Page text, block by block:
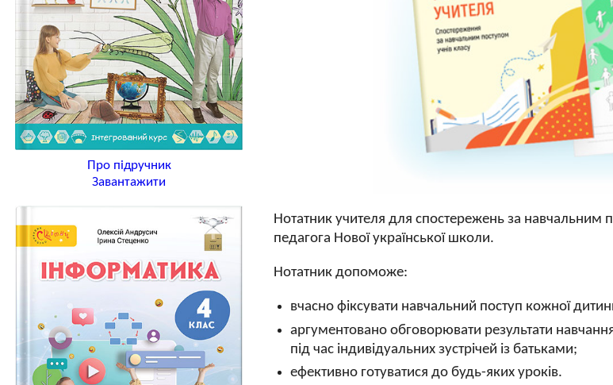
Про підручник
Завантажити
Нотатник учителя для спостережень за
педагога Нової української школи.
Нотатник допоможе:
вчасно фіксувати навчальний поступ кожної дитини
аргументовано обговорювати результати
під час індивідуальних зустрічей із батьками;
ефективно готуватися до будь-яких уроків.